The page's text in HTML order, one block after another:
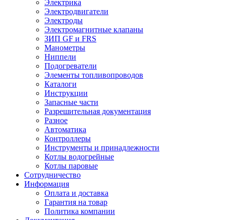
Электрика
Электродвигатели
Электроды
Электромагнитные клапаны
ЗИП GF и FRS
Манометры
Ниппели
Подогреватели
Элементы топливопроводов
Каталоги
Инструкции
Запасные части
Разрешительная документация
Разное
Автоматика
Контроллеры
Инструменты и принадлежности
Котлы водогрейные
Котлы паровые
Сотрудничество
Информация
Оплата и доставка
Гарантия на товар
Политика компании